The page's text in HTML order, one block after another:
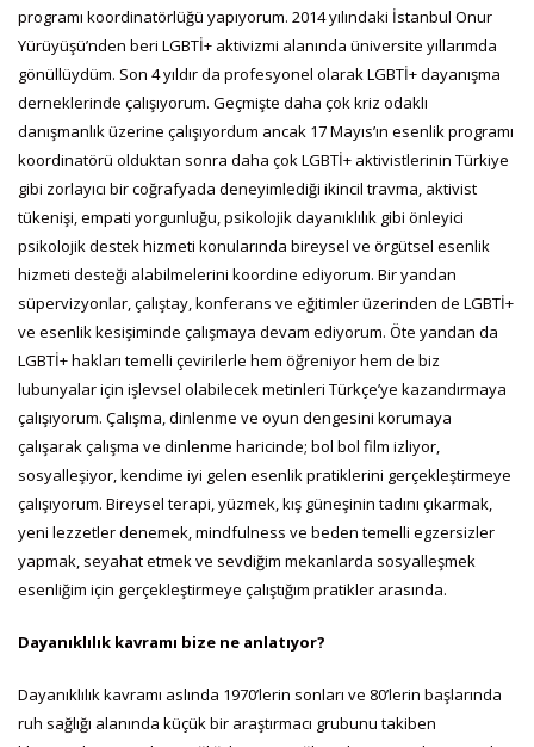
programı koordinatörlüğü yapıyorum. 2014 yılındaki İstanbul Onur
Yürüyüşü’nden beri LGBTİ+ aktivizmi alanında üniversite yıllarımda
gönüllüydüm. Son 4 yıldır da profesyonel olarak LGBTİ+ dayanışma
derneklerinde çalışıyorum. Geçmişte daha çok kriz odaklı
danışmanlık üzerine çalışıyordum ancak 17 Mayıs’ın esenlik programı
koordinatörü olduktan sonra daha çok LGBTİ+ aktivistlerinin Türkiye
gibi zorlayıcı bir coğrafyada deneyimlediği ikincil travma, aktivist
tükenişi, empati yorgunluğu, psikolojik dayanıklılık gibi önleyici
psikolojik destek hizmeti konularında bireysel ve örgütsel esenlik
hizmeti desteği alabilmelerini koordine ediyorum. Bir yandan
süpervizyonlar, çalıştay, konferans ve eğitimler üzerinden de LGBTİ+
ve esenlik kesişiminde çalışmaya devam ediyorum. Öte yandan da
LGBTİ+ hakları temelli çevirilerle hem öğreniyor hem de biz
lubunyalar için işlevsel olabilecek metinleri Türkçe’ye kazandırmaya
çalışıyorum. Çalışma, dinlenme ve oyun dengesini korumaya
çalışarak çalışma ve dinlenme haricinde; bol bol film izliyor,
sosyalleşiyor, kendime iyi gelen esenlik pratiklerini gerçekleştirmeye
çalışıyorum. Bireysel terapi, yüzmek, kış güneşinin tadını çıkarmak,
yeni lezzetler denemek, mindfulness ve beden temelli egzersizler
yapmak, seyahat etmek ve sevdiğim mekanlarda sosyalleşmek
esenliğim için gerçekleştirmeye çalıştığım pratikler arasında.
Dayanıklılık kavramı bize ne anlatıyor?
Dayanıklılık kavramı aslında 1970’lerin sonları ve 80’lerin başlarında
ruh sağlığı alanında küçük bir araştırmacı grubunu takiben